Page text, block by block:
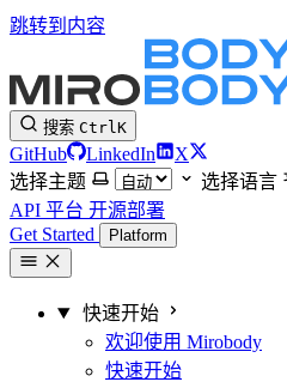
跳转到内容
搜索 CtrlK
GitHub LinkedIn
X
选择主题
选择语言
API 平台 开源部署
Get Started
Platform
快速开始
欢迎使用 Mirobody
快速开始